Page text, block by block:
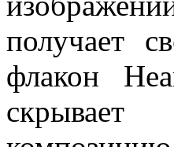
получает
флакон